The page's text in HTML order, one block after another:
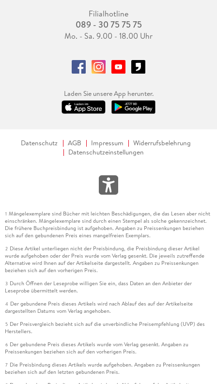
Filialhotline
089 - 30 75 75 75
Mo. - Sa. 9.00 - 18.00 Uhr
Laden Sie unsere App herunter.
Datenschutz AGB Impressum
Widerrufsbelehrung
Datenschutzeinstellungen
1 Mängelexemplare sind Bücher mit leichten Beschädigungen, die das Lesen aber nicht
einschränken. Mängelexemplare sind durch einen Stempel als solche gekennzeichnet.
Die frühere Buchpreisbindung ist aufgehoben. Angaben zu Preissenkungen beziehen
sich auf den gebundenen Preis eines mangelfreien Exemplars.
2 Diese Artikel unterliegen nicht der Preisbindung, die Preisbindung dieser Artikel
wurde aufgehoben oder der Preis wurde vom Verlag gesenkt. Die jeweils zutreffende
Alternative wird Ihnen auf der Artikelseite dargestellt. Angaben zu Preissenkungen
beziehen sich auf den vorherigen Preis.
3 Durch Öffnen der Leseprobe willigen Sie ein, dass Daten an den Anbieter der
Leseprobe übermittelt werden.
4 Der gebundene Preis dieses Artikels wird nach Ablauf des auf der Artikelseite
dargestellten Datums vom Verlag angehoben.
5 Der Preisvergleich bezieht sich auf die unverbindliche Preisempfehlung (UVP) des
Herstellers.
6 Der gebundene Preis dieses Artikels wurde vom Verlag gesenkt. Angaben zu
Preissenkungen beziehen sich auf den vorherigen Preis.
7 Die Preisbindung dieses Artikels wurde aufgehoben. Angaben zu Preissenkungen
beziehen sich auf den letzten gebundenen Preis.